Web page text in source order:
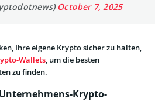
October 7, 2025
Ihre eigene Krypto sicher zu halten,
Wallets, um die besten
zu finden.
Krypto-